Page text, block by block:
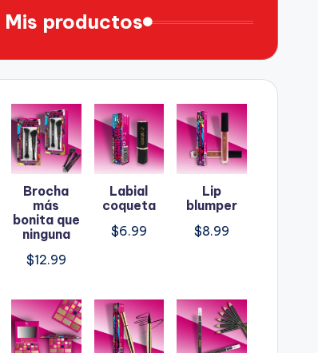
Mis productos
Brocha
más
bonita que
ninguna
$12.99
Labial
coqueta
$6.99
Lip
blumper
$8.99